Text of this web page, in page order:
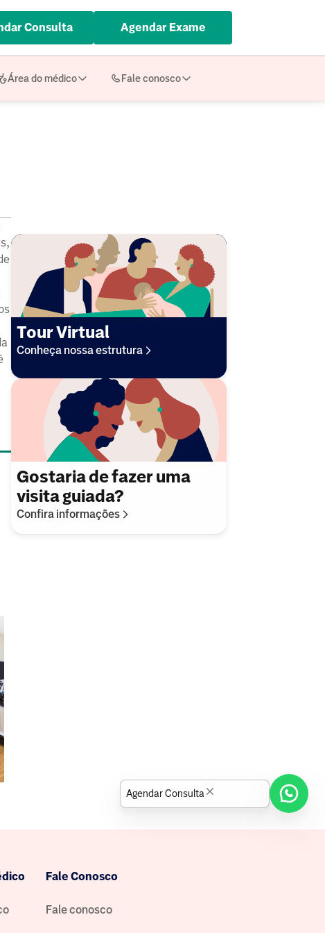
Consulta Agendar Exame
Área do médico Fale conosco
Tour Virtual
Conheça nossa estrutura
Gostaria de fazer uma
visita guiada?
Confira informações
Fale Conosco
Fale conosco
Agendar Consulta